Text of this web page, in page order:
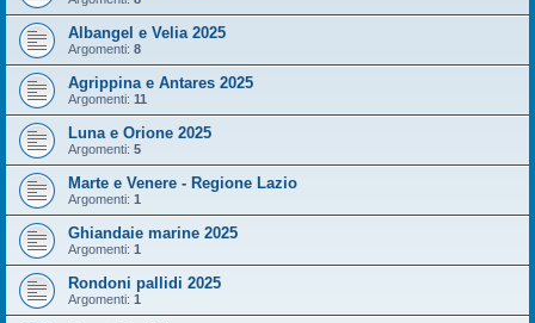
Albangel e Velia 2025
Argomenti: 8
Agrippina e Antares 2025
Argomenti: 11
Luna e Orione 2025
Argomenti: 5
Marte e Venere - Regione Lazio
Argomenti: 1
Ghiandaie marine 2025
Argomenti: 1
Rondoni pallidi 2025
Argomenti: 1